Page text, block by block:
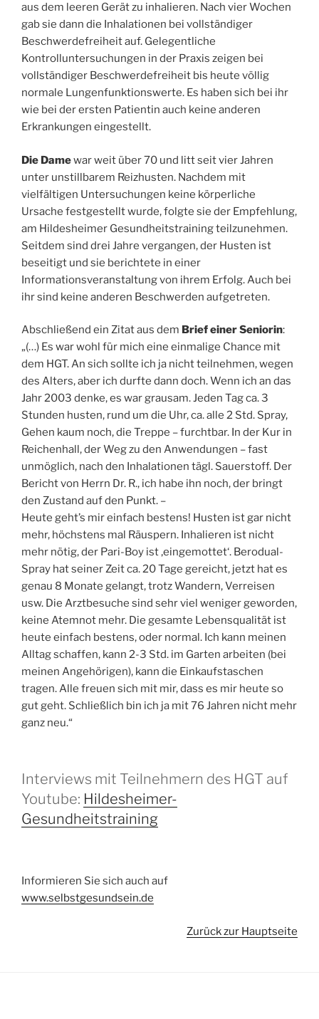
aus dem leeren Gerät zu inhalieren. Nach vier Wochen
gab sie dann die Inhalationen bei vollständiger
Beschwerdefreiheit auf. Gelegentliche
Kontrolluntersuchungen in der Praxis zeigen bei
vollständiger Beschwerdefreiheit bis heute völlig
normale Lungenfunktionswerte. Es haben sich bei ihr
wie bei der ersten Patientin auch keine anderen
Erkrankungen eingestellt.
Die Damewar weit über 70 und litt seit vier Jahren
unter unstillbarem Reizhusten. Nachdem mit
vielfältigen Untersuchungen keine körperliche
Ursache festgestellt wurde, folgte sie der Empfehlung,
am Hildesheimer Gesundheitstraining teilzunehmen.
Seitdem sind drei Jahre vergangen, der Husten ist
beseitigt und sie berichtete in einer
Informationsveranstaltung von ihrem Erfolg. Auch bei
ihr sind keine anderen Beschwerden aufgetreten.
Abschließend ein Zitat aus dem Brief einer Seniorin:
„(…) Es war wohl für mich eine einmalige Chance mit
dem HGT. An sich sollte ich ja nicht teilnehmen, wegen
des Alters, aber ich durfte dann doch. Wenn ich an das
Jahr 2003 denke, es war grausam. Jeden Tag ca. 3
Stunden husten, rund um die Uhr, ca. alle 2 Std. Spray,
Gehen kaum noch, die Treppe – furchtbar. In der Kur in
Reichenhall, der Weg zu den Anwendungen – fast
unmöglich, nach den Inhalationen tägl. Sauerstoff. Der
Bericht von Herrn Dr. R., ich habe ihn noch, der bringt
den Zustand auf den Punkt. –
Heute geht’s mir einfach bestens! Husten ist gar nicht
mehr, höchstens mal Räuspern. Inhalieren ist nicht
mehr nötig, der Pari-Boy ist ‚eingemottet‘. Berodual-
Spray hat seiner Zeit ca. 20 Tage gereicht, jetzt hat es
genau 8 Monate gelangt, trotz Wandern, Verreisen
usw. Die Arztbesuche sind sehr viel weniger geworden,
keine Atemnot mehr. Die gesamte Lebensqualität ist
heute einfach bestens, oder normal. Ich kann meinen
Alltag schaffen, kann 2-3 Std. im Garten arbeiten (bei
meinen Angehörigen), kann die Einkaufstaschen
tragen. Alle freuen sich mit mir, dass es mir heute so
gut geht. Schließlich bin ich ja mit 76 Jahren nicht mehr
ganz neu.“
Interviews mit Teilnehmern des HGT auf
Youtube: Hildesheimer-
Gesundheitstraining
Informieren Sie sich auch auf
www.selbstgesundsein.de
Zurück zur Hauptseite